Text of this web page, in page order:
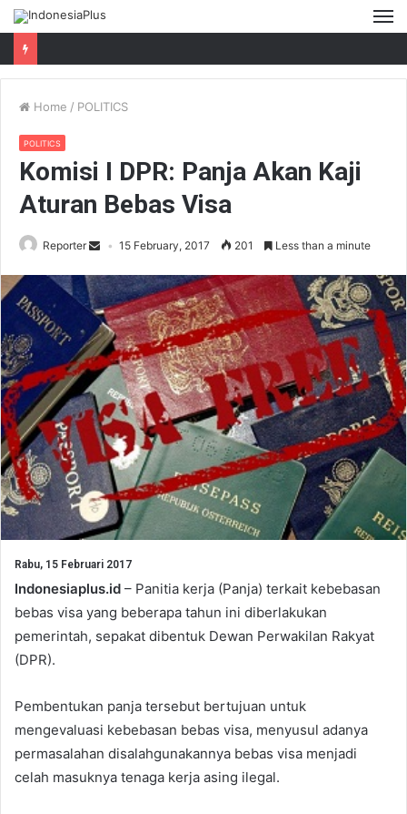
Home / POLITICS
POLITICS
Komisi I DPR: Panja Akan Kaji
Aturan Bebas Visa
Reporter 15 February, 2017 201 Less than a minute
Rabu, 15 Februari 2017
Indonesiaplus.id – Panitia kerja (Panja) terkait kebebasan
bebas visa yang beberapa tahun ini diberlakukan
pemerintah, sepakat dibentuk Dewan Perwakilan Rakyat
(DPR).
Pembentukan panja tersebut bertujuan untuk
mengevaluasi kebebasan bebas visa, menyusul adanya
permasalahan disalahgunakannya bebas visa menjadi
celah masuknya tenaga kerja asing ilegal.